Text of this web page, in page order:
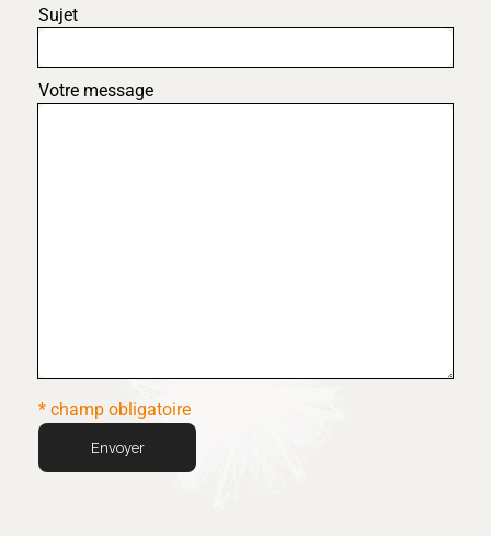
Sujet
Votre message
* champ obligatoire